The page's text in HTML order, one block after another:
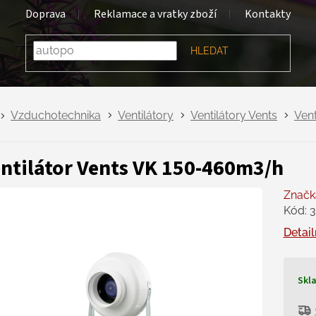
Doprava Reklamace a vratky zboží Kontakty
HLEDAT
Vzduchotechnika Ventilátory Ventilátory Vents
Vents VK 150-460m3/h
Kód: